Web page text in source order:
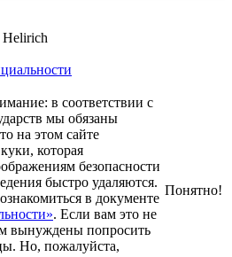
в соответствии с
мы обязаны
на этом сайте
которая
безопасности
быстро удаляются.
в документе
. Если вам это не
вынуждены попросить
Но, пожалуйста,
Понятно!